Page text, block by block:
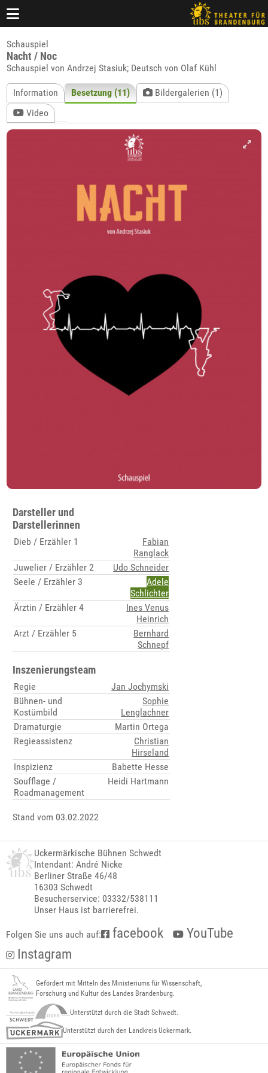
Schauspiel
Nacht / Noc
Schauspiel von Andrzej Stasiuk; Deutsch von Olaf Kühl
Information Besetzung (11)
Bildergalerien (1)
Video
Darsteller und
Darstellerinnen
Dieb / Erzähler 1
Fabian
Ranglack
Juwelier / Erzähler 2
Udo Schneider
Seele / Erzähler 3
Adele
Schlichter
Ärztin / Erzähler 4
Ines Venus
Heinrich
Arzt / Erzähler 5
Bernhard
Schnepf
Inszenierungsteam
Regie
Jan Jochymski
Bühnen- und
Kostümbild
Sophie
Lenglachner
Dramaturgie
Martin Ortega
Regieassistenz
Christian
Hirseland
Inspizienz
Babette Hesse
Soufflage /
Roadmanagement
Heidi Hartmann
Stand vom 03.02.2022
Uckermärkische Bühnen Schwedt
Intendant: André Nicke
Berliner Straße 46/48
16303 Schwedt
Besucherservice: 03332/538111
Unser Haus ist barrierefrei.
Folgen Sie uns auch auf: facebook
YouTube
Instagram
Gefördert mit Mitteln des Ministeriums für Wissenschaft,
Forschung und Kultur des Landes Brandenburg.
Unterstützt durch die Stadt Schwedt.
Unterstützt durch den Landkreis Uckermark.